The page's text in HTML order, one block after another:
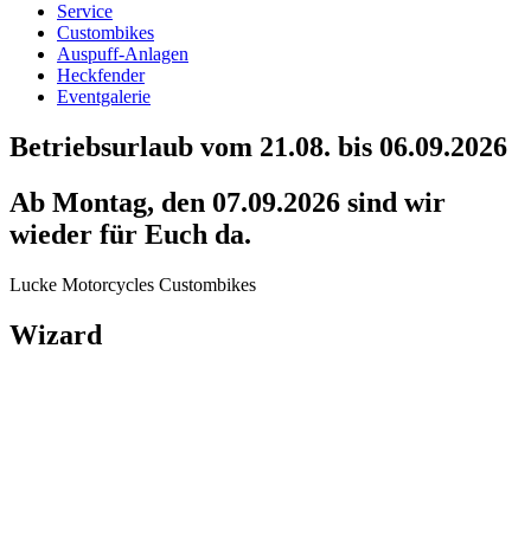
Service
Custombikes
Auspuff-Anlagen
Heckfender
Eventgalerie
Betriebsurlaub vom 21.08. bis 06.09.2026
Ab Montag, den 07.09.2026 sind wir
wieder für Euch da.
Lucke Motorcycles Custombikes
Wizard